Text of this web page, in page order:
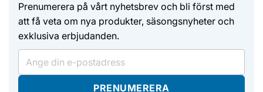
Prenumerera på vårt nyhetsbrev och bli först med
att få veta om nya produkter, säsongsnyheter och
exklusiva erbjudanden.
PRENUMERERA